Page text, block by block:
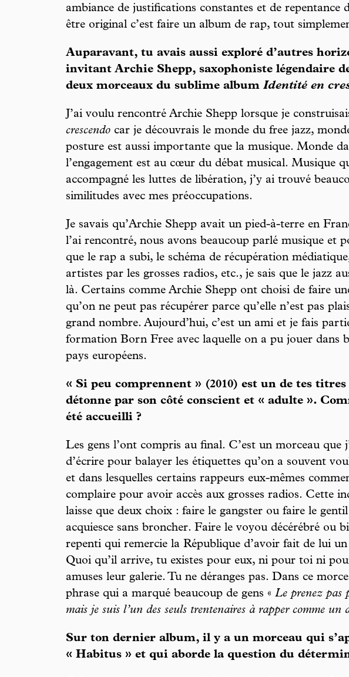
ambiance de justifications constantes et de repentance
être original c’est faire un album de rap, tout
Auparavant, tu avais aussi exploré d’autres
invitant Archie Shepp, saxophoniste légendaire
deux morceaux du sublime album Identité en
J’ai voulu rencontré Archie Shepp lorsque je
crescendo car je découvrais le monde du free jazz,
posture est aussi importante que la musique. Monde
l’engagement est au cœur du débat musical. Musique
accompagné les luttes de libération, j’y ai trouvé
similitudes avec mes préoccupations.
Je savais qu’Archie Shepp avait un pied-à-terre en
l’ai rencontré, nous avons beaucoup parlé musique et
que le rap a subi, le schéma de récupération
artistes par les grosses radios, etc., je sais que le jazz
là. Certains comme Archie Shepp ont choisi de faire
qu’on ne peut pas récupérer parce qu’elle n’est pas
grand nombre. Aujourd’hui, c’est un ami et je fais
formation Born Free avec laquelle on a pu jouer dans
pays européens.
« Si peu comprennent » (2010) est un de tes
détonne par son côté conscient et « adulte ».
été accueilli ?
Les gens l’ont compris au final. C’est un morceau que
d’écrire pour balayer les étiquettes qu’on a souvent
et dans lesquelles certains rappeurs eux-mêmes
complaire pour avoir accès aux grosses radios. Cette
laisse que deux choix : faire le gangster ou faire le
acquiesce sans broncher. Faire le voyou décérébré ou
repenti qui remercie la République d’avoir fait de lui
Quoi qu’il arrive, tu existes pour eux, ni pour toi ni
amuses leur galerie. Tu ne déranges pas. Dans ce
phrase qui a marqué beaucoup de gens « Le prenez pas
mais je suis l’un des seuls trentenaires à rapper comme un
Sur ton dernier album, il y a un morceau qui
« Habitus » et qui aborde la question du